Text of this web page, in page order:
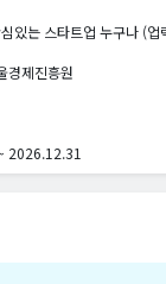
있는 스타트업 누구나 (
경제진흥원
2026.12.31